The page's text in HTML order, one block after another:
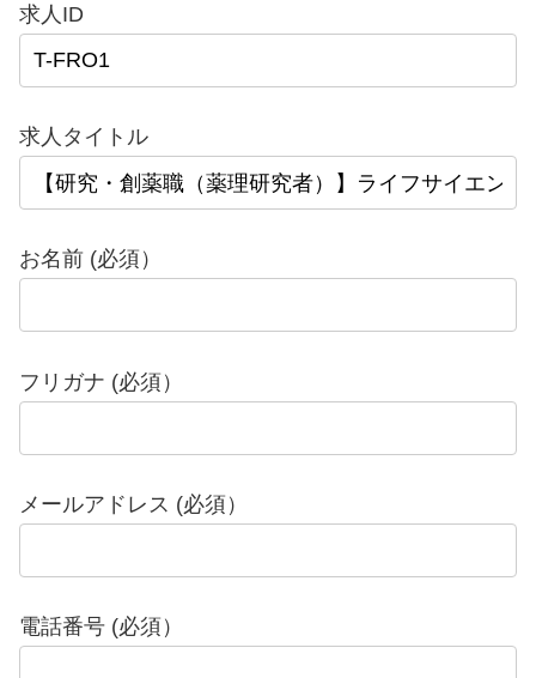
求人ID
求人タイトル
お名前 (必須）
フリガナ (必須）
メールアドレス (必須）
電話番号 (必須）